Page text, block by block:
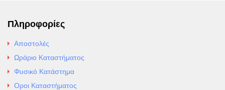
Πληροφορίες
Αποστολές
Ωράριο Καταστήματος
Φυσικό Κατάστημα
Οροι Καταστήματος